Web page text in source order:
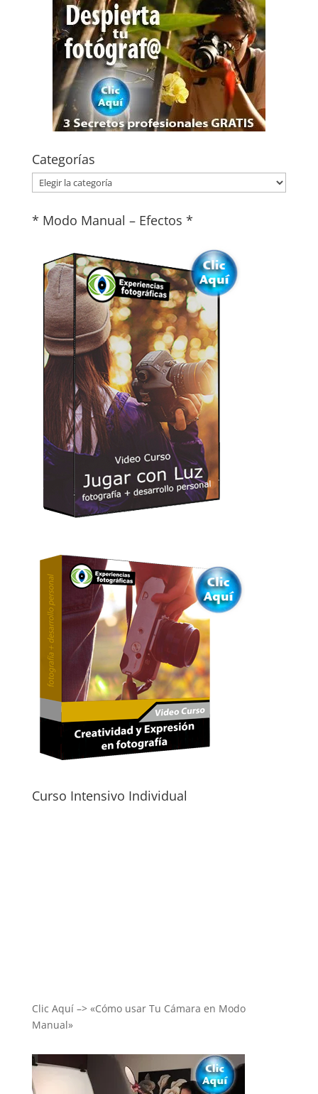
Categorías
Categorías
* Modo Manual – Efectos *
Curso Intensivo Individual
Clic Aquí –> «Cómo usar Tu Cámara en Modo
Manual»